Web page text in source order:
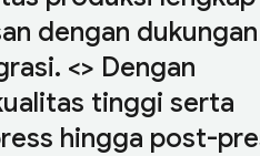
dengan dukungan
<> Dengan
tinggi serta
hingga post-